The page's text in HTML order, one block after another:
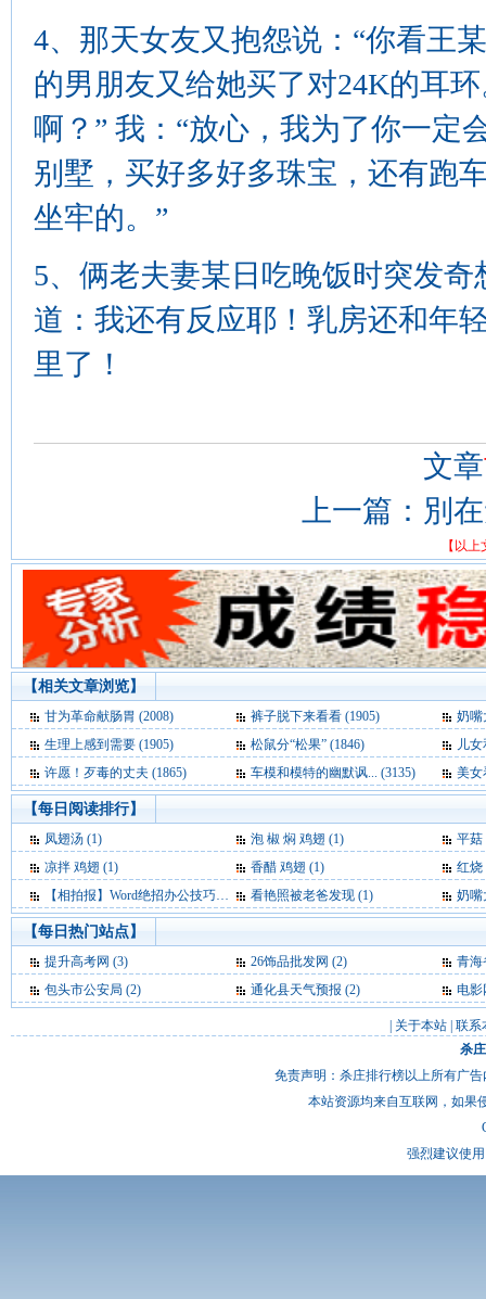
4、那天女友又抱怨说：“你看王
的男朋友又给她买了对24K的耳
啊？” 我：“放心，我为了你一定
别墅，买好多好多珠宝，还有跑
坐牢的。”
5、俩老夫妻某日吃晚饭时突发
道：我还有反应耶！乳房还和年
里了！
文章
上一篇： 別
【以
【相关文章浏览】
甘为革命献肠胃 (2008) 裤子脱下来看看 (1905)
奶嘴
生理上感到需要 (1905)
松鼠分“松果” (1846)
儿
许愿！歹毒的丈夫 (1865)
车模和模特的幽默讽... (3135) 美女
【每日阅读排行】
凤翅汤 (1) 泡 椒 焖 鸡翅 (1)
平菇
凉拌 鸡翅 (1)
香醋 鸡翅 (1)
红烧
【相拍报】Word绝招办公技巧 (1)
看艳照被老爸发现 (1) 奶嘴
【每日热门站点】
提升高考网 (3) 26饰品批发网 (2)
青海
包头市公安局 (2) 通化县天气预报 (2) 电影
关于本站 联系
杀
免责声明：杀庄排行榜以上所有广
本站资源均来自互联网，如果
强烈建议使